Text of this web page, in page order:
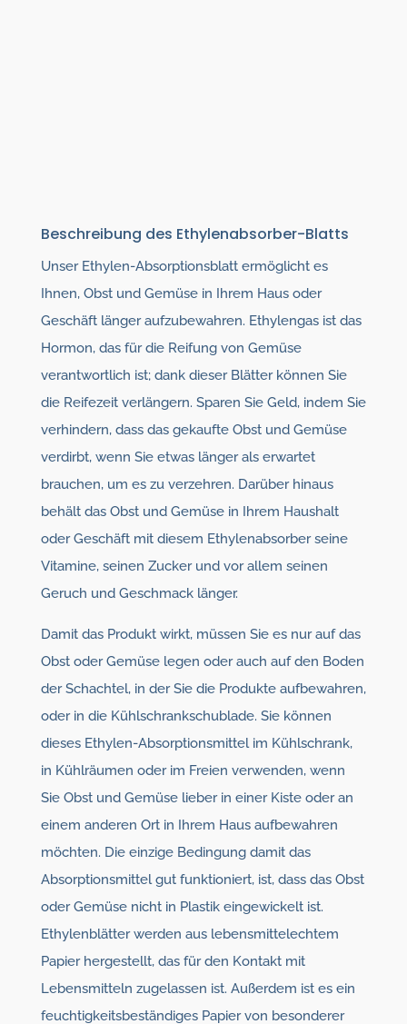
Beschreibung des Ethylenabsorber-Blatts
Unser Ethylen-Absorptionsblatt ermöglicht es
Ihnen, Obst und Gemüse in Ihrem Haus oder
Geschäft länger aufzubewahren. Ethylengas ist das
Hormon, das für die Reifung von Gemüse
verantwortlich ist; dank dieser Blätter können Sie
die Reifezeit verlängern. Sparen Sie Geld, indem Sie
verhindern, dass das gekaufte Obst und Gemüse
verdirbt, wenn Sie etwas länger als erwartet
brauchen, um es zu verzehren. Darüber hinaus
behält das Obst und Gemüse in Ihrem Haushalt
oder Geschäft mit diesem Ethylenabsorber seine
Vitamine, seinen Zucker und vor allem seinen
Geruch und Geschmack länger.
Damit das Produkt wirkt, müssen Sie es nur auf das
Obst oder Gemüse legen oder auch auf den Boden
der Schachtel, in der Sie die Produkte aufbewahren,
oder in die Kühlschrankschublade. Sie können
dieses Ethylen-Absorptionsmittel im Kühlschrank,
in Kühlräumen oder im Freien verwenden, wenn
Sie Obst und Gemüse lieber in einer Kiste oder an
einem anderen Ort in Ihrem Haus aufbewahren
möchten. Die einzige Bedingung damit das
Absorptionsmittel gut funktioniert, ist, dass das Obst
oder Gemüse nicht in Plastik eingewickelt ist.
Ethylenblätter werden aus lebensmittelechtem
Papier hergestellt, das für den Kontakt mit
Lebensmitteln zugelassen ist. Außerdem ist es ein
feuchtigkeitsbeständiges Papier von besonderer